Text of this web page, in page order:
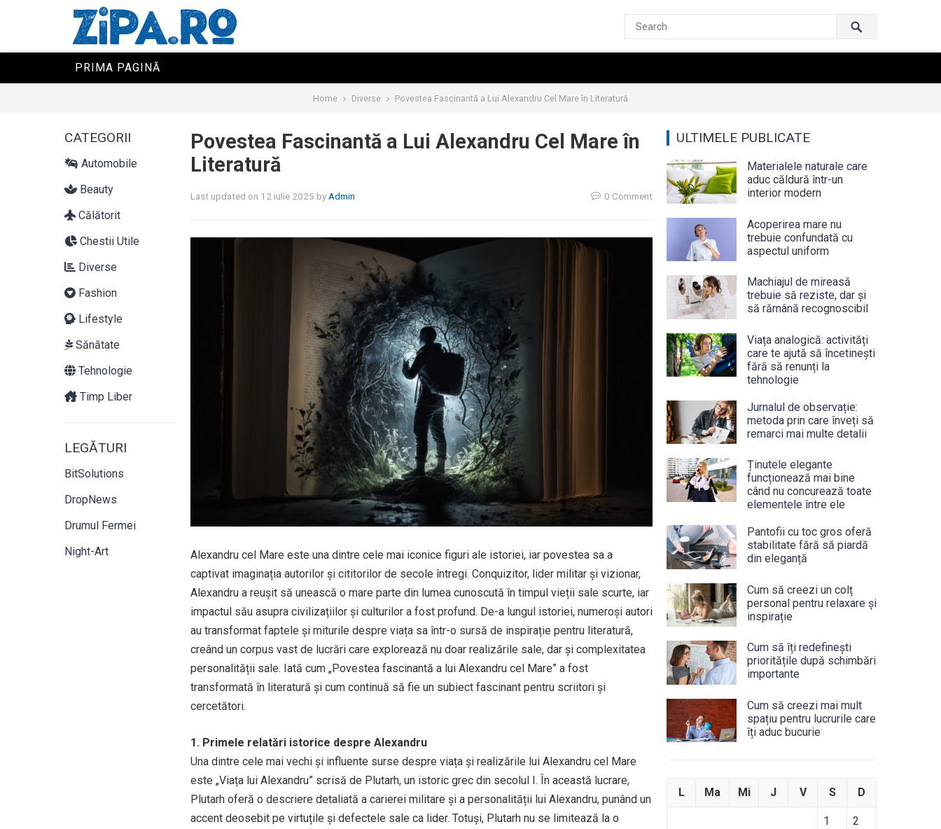
PRIMA PAGINĂ
Home Diverse Povestea Fascinantă a Lui Alexandru Cel Mare în Literatură
CATEGORII
Automobile
Beauty
Călătorit
Chestii Utile
Diverse
Fashion
Lifestyle
Sănătate
Tehnologie
Timp Liber
LEGĂTURI
BitSolutions
DropNews
Drumul Fermei
Night-Art
Povestea Fascinantă a Lui Alexandru Cel Mare în
Literatură
Last updated on 12 iulie 2025 by Admin 0 Comment
Alexandru cel Mare este una dintre cele mai iconice figuri ale istoriei, iar povestea sa a
captivat imaginația autorilor și cititorilor de secole întregi. Conquizitor, lider militar și vizionar,
Alexandru a reușit să unească o mare parte din lumea cunoscută în timpul vieții sale scurte, iar
impactul său asupra civilizațiilor și culturilor a fost profund. De-a lungul istoriei, numeroși autori
au transformat faptele și miturile despre viața sa într-o sursă de inspirație pentru literatură,
creând un corpus vast de lucrări care explorează nu doar realizările sale, dar și complexitatea
personalității sale. Iată cum „Povestea fascinantă a lui Alexandru cel Mare” a fost
transformată în literatură și cum continuă să fie un subiect fascinant pentru scriitori și
cercetători.
1. Primele relatări istorice despre Alexandru
Una dintre cele mai vechi și influente surse despre viața și realizările lui Alexandru cel Mare
este „Viața lui Alexandru” scrisă de Plutarh, un istoric grec din secolul I. În această lucrare,
Plutarh oferă o descriere detaliată a carierei militare și a personalității lui Alexandru, punând un
accent deosebit pe virtuțile și defectele sale ca lider. Totuși, Plutarh nu se limitează la o
ULTIMELE PUBLICATE
Materialele naturale care
aduc căldură într-un
interior modern
Acoperirea mare nu
trebuie confundată cu
aspectul uniform
Machiajul de mireasă
trebuie să reziste, dar și
să rămână recognoscibil
Viața analogică: activități
care te ajută să încetinești
fără să renunți la
tehnologie
Jurnalul de observație:
metoda prin care înveți să
remarci mai multe detalii
Ținutele elegante
funcționează mai bine
când nu concurează toate
elementele între ele
Pantofii cu toc gros oferă
stabilitate fără să piardă
din eleganță
Cum să creezi un colț
personal pentru relaxare și
inspirație
Cum să îți redefinești
prioritățile după schimbări
importante
Cum să creezi mai mult
spațiu pentru lucrurile care
îți aduc bucurie
L Ma Mi J V S D
1 2